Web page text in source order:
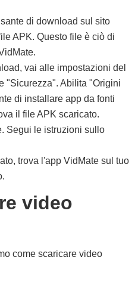
di download sul sito
APK. Questo file è ciò di
vai alle impostazioni del
"Sicurezza". Abilita "Origini
di installare app da fonti
il file APK scaricato.
Segui le istruzioni sullo
trova l'app VidMate sul tuo
video
come scaricare video